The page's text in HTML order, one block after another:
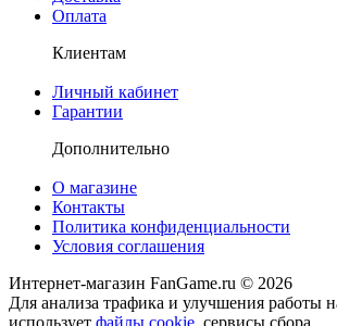
Оплата
Клиентам
Личный кабинет
Гарантии
Дополнительно
О магазине
Контакты
Политика конфиденциальности
Условия соглашения
Интернет-магазин FanGame.ru © 2026
Для анализа трафика и улучшения работы
использует файлы cookie , сервисы сбора